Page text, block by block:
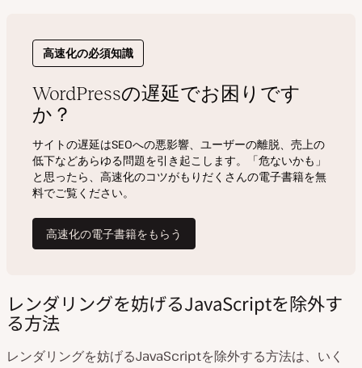
レンダリングを妨げるJavaScriptを除外す
る方法
レンダリングを妨げるJavaScriptを除外する方法は、いく